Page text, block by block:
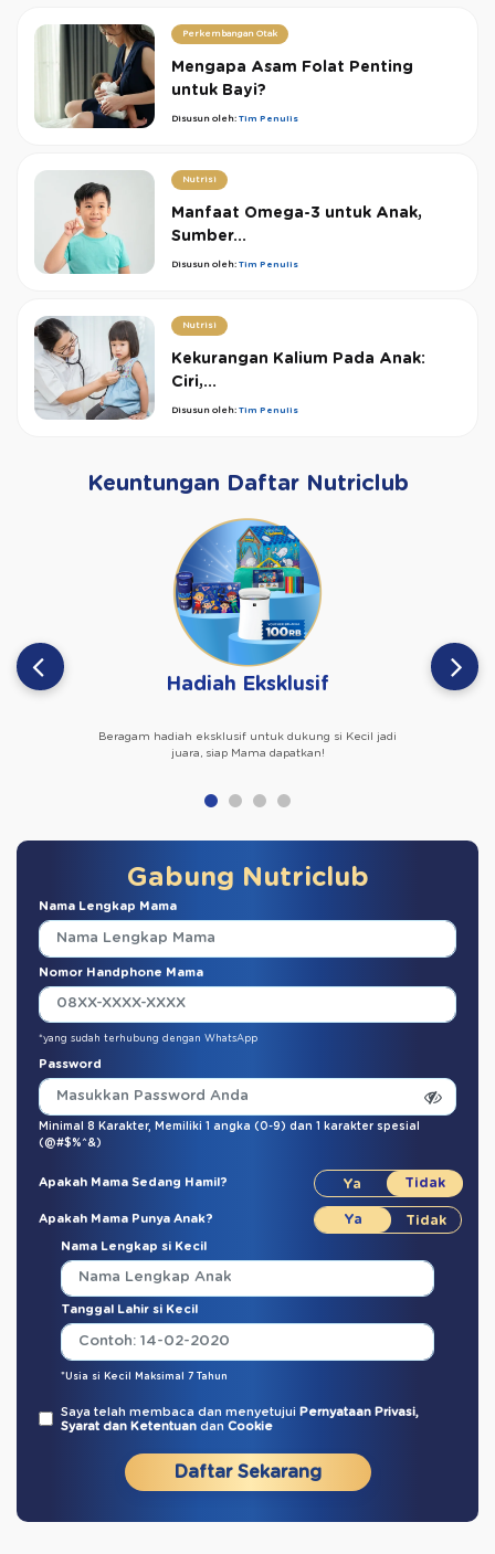
Perkembangan Otak
Mengapa Asam Folat Penting
untuk Bayi?
Disusun oleh: Tim Penulis
Nutrisi
Manfaat Omega-3 untuk Anak,
Sumber...
Disusun oleh: Tim Penulis
Nutrisi
Kekurangan Kalium Pada Anak:
Ciri,...
Disusun oleh: Tim Penulis
Keuntungan Daftar Nutriclub
Hadiah Eksklusif
Beragam hadiah eksklusif untuk dukung si Kecil jadi
juara, siap Mama dapatkan!
Gabung Nutriclub
Nama Lengkap Mama
Nomor Handphone Mama
*yang sudah terhubung dengan WhatsApp
Password
Minimal 8 Karakter, Memiliki 1 angka (0-9) dan 1 karakter spesial
(@#$%^&)
Apakah Mama Sedang Hamil?
Apakah Mama Punya Anak?
Nama Lengkap si Kecil
Tanggal Lahir si Kecil
*Usia si Kecil Maksimal 7 Tahun
Saya telah membaca dan menyetujui Pernyataan Privasi,
Syarat dan Ketentuan dan Cookie
Daftar Sekarang